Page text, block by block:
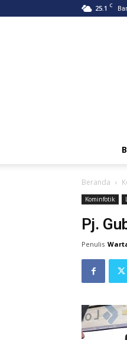
25.1 C
Beranda
Kominfotik
Pj.
Penulis